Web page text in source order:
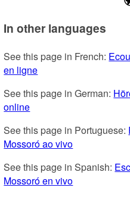
In other languages
See this page in French:
en ligne
See this page in German:
online
See this page in Portuguese:
Mossoró ao vivo
See this page in Spanish:
Mossoró en vivo